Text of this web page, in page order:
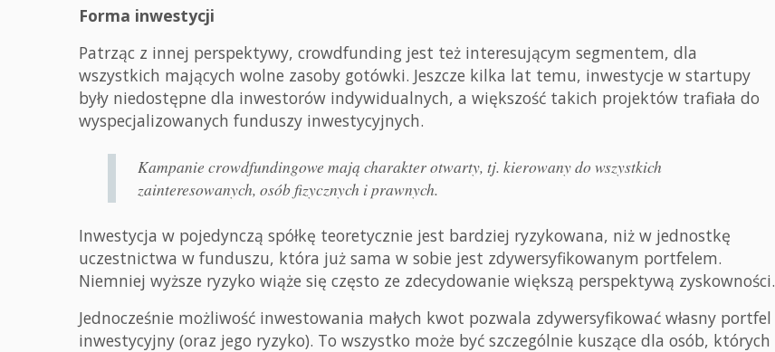
Forma inwestycji
Patrząc z innej perspektywy, crowdfunding jest też interesującym segmentem, dla
wszystkich mających wolne zasoby gotówki. Jeszcze kilka lat temu, inwestycje w startupy
były niedostępne dla inwestorów indywidualnych, a większość takich projektów trafiała do
wyspecjalizowanych funduszy inwestycyjnych.
Kampanie crowdfundingowe mają charakter otwarty, tj. kierowany do wszystkich
zainteresowanych, osób fizycznych i prawnych.
Inwestycja w pojedynczą spółkę teoretycznie jest bardziej ryzykowana, niż w jednostkę
uczestnictwa w funduszu, która już sama w sobie jest zdywersyfikowanym portfelem.
Niemniej wyższe ryzyko wiąże się często ze zdecydowanie większą perspektywą zyskowności.
Jednocześnie możliwość inwestowania małych kwot pozwala zdywersyfikować własny portfel
inwestycyjny (oraz jego ryzyko). To wszystko może być szczególnie kuszące dla osób, których